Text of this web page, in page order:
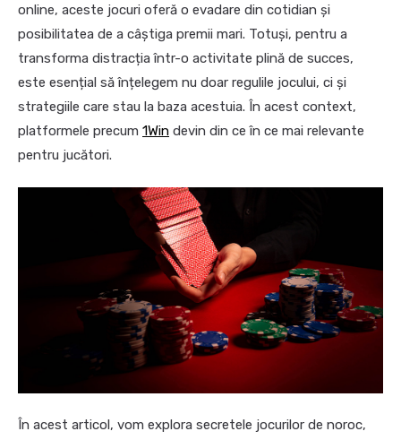
online, aceste jocuri oferă o evadare din cotidian și
posibilitatea de a câștiga premii mari. Totuși, pentru a
transforma distracția într-o activitate plină de succes,
este esențial să înțelegem nu doar regulile jocului, ci și
strategiile care stau la baza acestuia. În acest context,
platformele precum 1Win devin din ce în ce mai relevante
pentru jucători.
În acest articol, vom explora secretele jocurilor de noroc,